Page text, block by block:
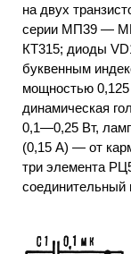
на двух
серии МП39 —
КТ315; диоды
буквенным
мощностью
динамическая
0,1—0,25 Вт,
(0,15 А) — от
три элемента